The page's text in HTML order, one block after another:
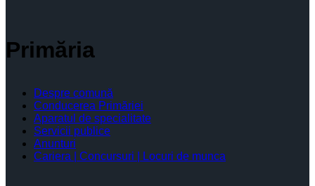
Primăria
Despre comună
Conducerea Primăriei
Aparatul de specialitate
Servicii publice
Anunturi
Cariera | Concursuri | Locuri de munca